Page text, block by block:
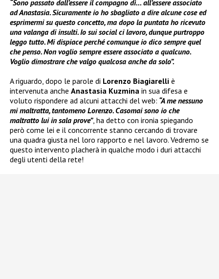
“Sono passato dall’essere il compagno dì… all’essere associato
ad Anastasia. Sicuramente io ho sbagliato a dire alcune cose ed
esprimermi su questo concetto, ma dopo la puntata ho ricevuto
una valanga di insulti. Io sui social ci lavoro, dunque purtroppo
leggo tutto. Mi dispiace perché comunque io dico sempre quel
che penso. Non voglio sempre essere associato a qualcuno.
Voglio dimostrare che valgo qualcosa anche da solo”.
A riguardo, dopo le parole di Lorenzo Biagiarelli è
intervenuta anche Anastasia Kuzmina in sua difesa e
voluto rispondere ad alcuni attacchi del web: “A me nessuno
mi maltratta, tantomeno Lorenzo. Casomai sono io che
maltratto lui in sala prove”, ha detto con ironia spiegando
però come lei e il concorrente stanno cercando di trovare
una quadra giusta nel loro rapporto e nel lavoro. Vedremo se
questo intervento placherà in qualche modo i duri attacchi
degli utenti della rete!